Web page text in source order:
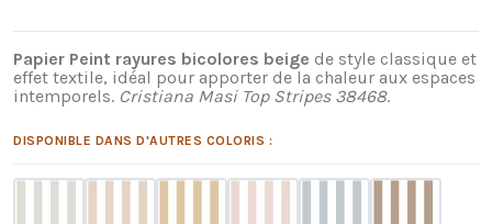
Papier Peint rayures bicolores beige de style classique et
effet textile, idéal pour apporter de la chaleur aux espaces
intemporels. Cristiana Masi Top Stripes 38468.
DISPONIBLE DANS D'AUTRES COLORIS :